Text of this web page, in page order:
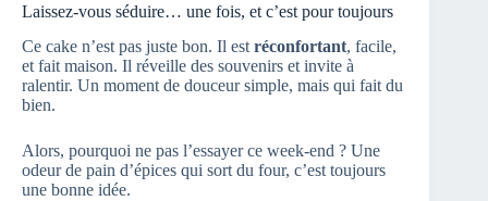
Laissez-vous séduire… une fois, et c’est pour toujours
Ce cake n’est pas juste bon. Il est réconfortant, facile,
et fait maison. Il réveille des souvenirs et invite à
ralentir. Un moment de douceur simple, mais qui fait du
bien.
Alors, pourquoi ne pas l’essayer ce week-end ? Une
odeur de pain d’épices qui sort du four, c’est toujours
une bonne idée.